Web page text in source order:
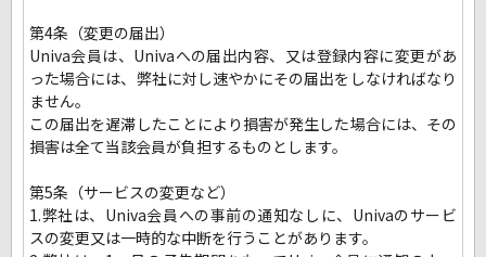
第4条（変更の届出）
Univa会員は、Univaへの届出内容、又は登録内容に変更があ
った場合には、弊社に対し速やかにその届出をしなければなり
ません。
この届出を遅滞したことにより損害が発生した場合には、その
損害は全て当該会員が負担するものとします。
第5条（サービスの変更など）
1.弊社は、Univa会員への事前の通知なしに、Univaのサービ
スの変更又は一時的な中断を行うことがあります。